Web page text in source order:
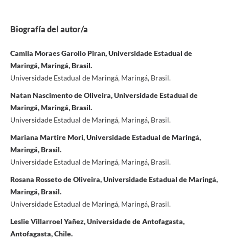
Biografía del autor/a
Camila Moraes Garollo Piran, Universidade Estadual de
Maringá, Maringá, Brasil.
Universidade Estadual de Maringá, Maringá, Brasil.
Natan Nascimento de Oliveira, Universidade Estadual de
Maringá, Maringá, Brasil.
Universidade Estadual de Maringá, Maringá, Brasil.
Mariana Martire Mori, Universidade Estadual de Maringá,
Maringá, Brasil.
Universidade Estadual de Maringá, Maringá, Brasil.
Rosana Rosseto de Oliveira, Universidade Estadual de Maringá,
Maringá, Brasil.
Universidade Estadual de Maringá, Maringá, Brasil.
Leslie Villarroel Yañez, Universidade de Antofagasta,
Antofagasta, Chile.